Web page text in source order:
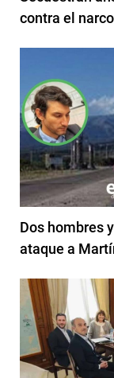
contra el
Dos hombres
ataque a